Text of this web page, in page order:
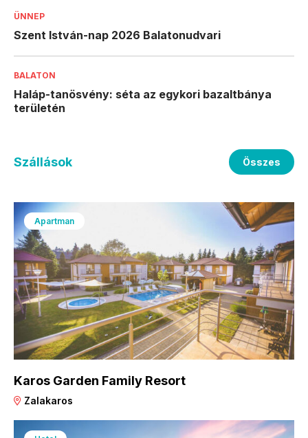
ÜNNEP
Szent István-nap 2026 Balatonudvari
BALATON
Haláp-tanösvény: séta az egykori bazaltbánya
területén
Szállások Összes
Apartman
Karos Garden Family Resort
Zalakaros